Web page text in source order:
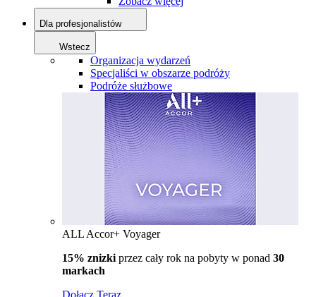
Dla profesjonalistów
Wstecz
Organizacja wydarzeń
Specjaliści w obszarze podróży
Podróże służbowe
ALL Accor+ Voyager
15% znizki przez cały rok na pobyty w ponad 30
markach
Dołącz Teraz